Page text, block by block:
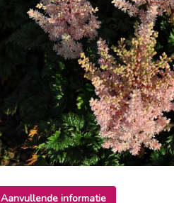
Aanvullende informatie